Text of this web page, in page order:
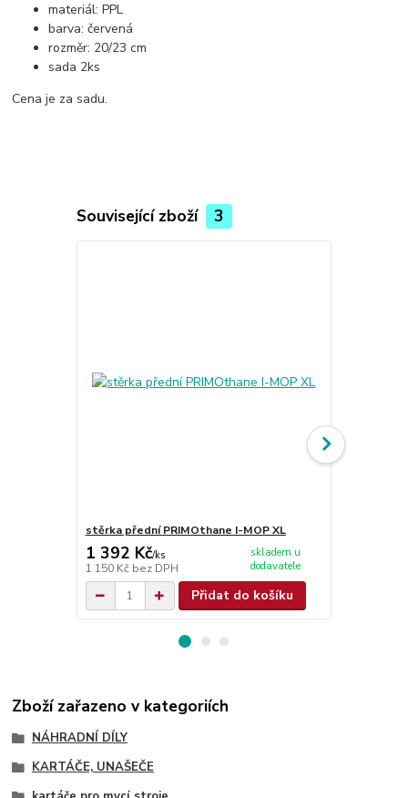
materiál: PPL
barva: červená
rozměr: 20/23 cm
sada 2ks
Cena je za sadu.
Související zboží 3
stěrka přední PRIMOthane I-MOP XL
1 392 Kč/ks
1 150 Kč bez DPH
skladem u
dodavatele
Přidat do košíku
Zboží zařazeno v kategoriích
NÁHRADNÍ DÍLY
KARTÁČE, UNAŠEČE